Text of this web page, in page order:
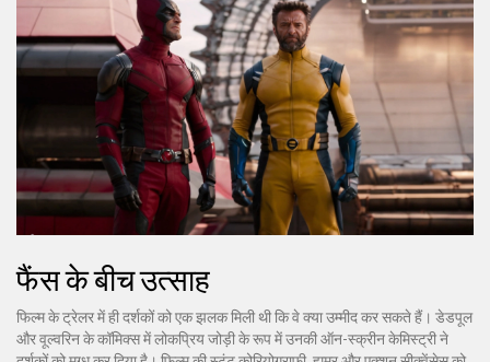
फैंस के बीच उत्साह
फिल्म के ट्रेलर में ही दर्शकों को एक झलक मिली थी कि वे क्या उम्मीद कर सकते हैं। डेडपूल
और वूल्वरिन के कॉमिक्स में लोकप्रिय जोड़ी के रूप में उनकी ऑन-स्क्रीन केमिस्ट्री ने